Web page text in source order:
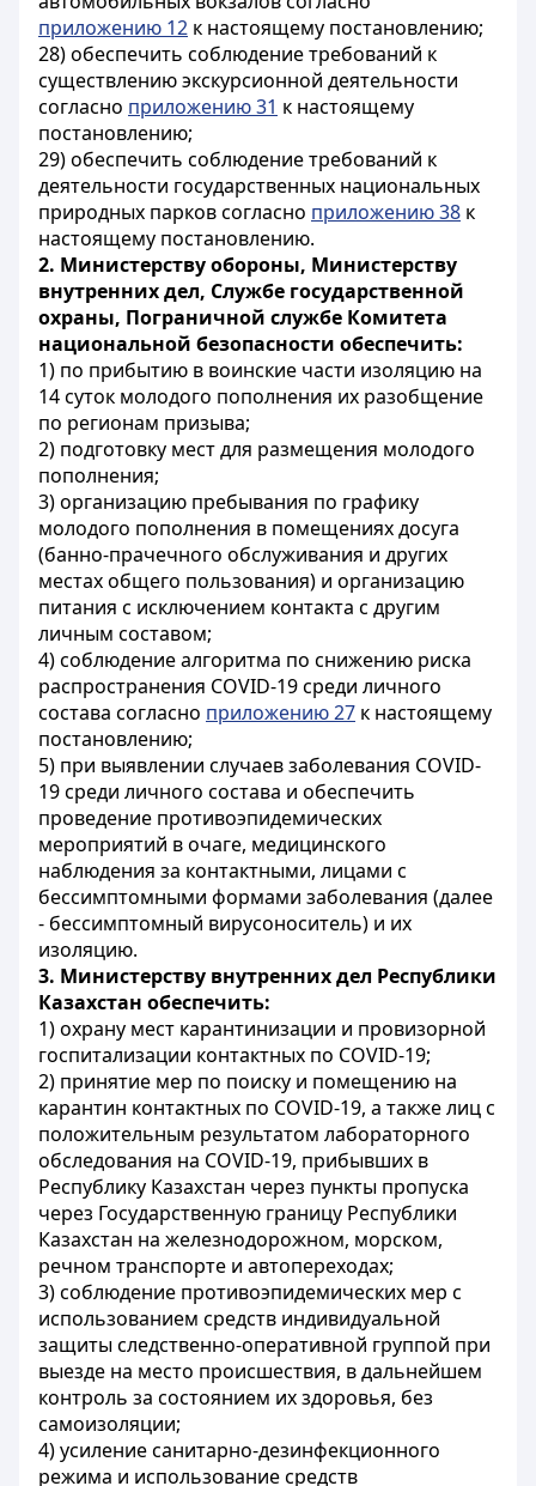
приложению 12 к настоящему постановлению;
28) обеспечить соблюдение требований к
существлению экскурсионной деятельности
согласно приложению 31 к настоящему
постановлению;
29) обеспечить соблюдение требований к
деятельности государственных национальных
природных парков согласно приложению 38 к
настоящему постановлению.
2. Министерству обороны, Министерству
внутренних дел, Службе государственной
охраны, Пограничной службе Комитета
национальной безопасности обеспечить:
1) по прибытию в воинские части изоляцию на
14 суток молодого пополнения их разобщение
по регионам призыва;
2) подготовку мест для размещения молодого
пополнения;
3) организацию пребывания по графику
молодого пополнения в помещениях досуга
(банно-прачечного обслуживания и других
местах общего пользования) и организацию
питания с исключением контакта с другим
личным составом;
4) соблюдение алгоритма по снижению риска
распространения COVID-19 среди личного
состава согласно приложению 27 к настоящему
постановлению;
5) при выявлении случаев заболевания COVID-
19 среди личного состава и обеспечить
проведение противоэпидемических
мероприятий в очаге, медицинского
наблюдения за контактными, лицами с
бессимптомными формами заболевания (далее
- бессимптомный вирусоноситель) и их
изоляцию.
3. Министерству внутренних дел Республики
Казахстан обеспечить:
1) охрану мест карантинизации и провизорной
госпитализации контактных по COVID-19;
2) принятие мер по поиску и помещению на
карантин контактных по COVID-19, а также лиц с
положительным результатом лабораторного
обследования на COVID-19, прибывших в
Республику Казахстан через пункты пропуска
через Государственную границу Республики
Казахстан на железнодорожном, морском,
речном транспорте и автопереходах;
3) соблюдение противоэпидемических мер с
использованием средств индивидуальной
защиты следственно-оперативной группой при
выезде на место происшествия, в дальнейшем
контроль за состоянием их здоровья, без
самоизоляции;
4) усиление санитарно-дезинфекционного
режима и использование средств